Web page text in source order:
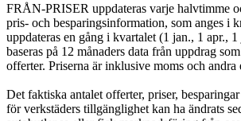
FRÅN-PRISER uppdateras varje halvtimme
pris- och besparingsinformation, som anges i
uppdateras en gång i kvartalet (1 jan., 1 apr.,
baseras på 12 månaders data från uppdrag
offerter. Priserna är inklusive moms och andra
Det faktiska antalet offerter, priser,
för verkstäders tillgänglighet kan ha ändrats